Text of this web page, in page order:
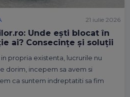
Unde ești blocat în
ai? Consecințe și soluții
propria existenta, lucrurile nu
dorim, incepem sa avem si
ca suntem indreptatiti sa fim
21 iulie 2026